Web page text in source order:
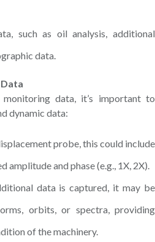
such as oil analysis, additional
data.
monitoring data, it’s important to
dynamic data:
probe, this could include
and phase (e.g., 1X, 2X).
data is captured, it may be
orbits, or spectra, providing
of the machinery.